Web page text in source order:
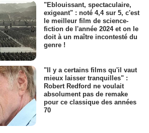
"Eblouissant, spectaculaire,
exigeant" : noté 4,4 sur 5, c'est
le meilleur film de science-
fiction de l'année 2024 et on le
doit à un maître incontesté du
genre !
"Il y a certains films qu'il vaut
mieux laisser tranquilles" :
Robert Redford ne voulait
absolument pas de remake
pour ce classique des années
70